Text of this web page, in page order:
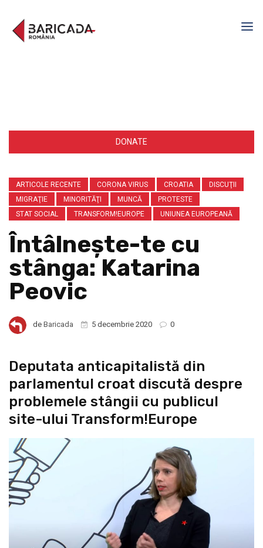
DONATE
ARTICOLE RECENTE CORONA VIRUS CROATIA
DISCUŢII
MIGRAŢIE
MINORITĂŢI MUNCĂ
PROTESTE
STAT SOCIAL
TRANSFORM!EUROPE UNIUNEA EUROPEANĂ
Întâlneşte-te cu
stânga: Katarina
Peovic
de Baricada 5 decembrie 2020 0
Deputata anticapitalistă din
parlamentul croat discută despre
problemele stângii cu publicul
site-ului Transform!Europe